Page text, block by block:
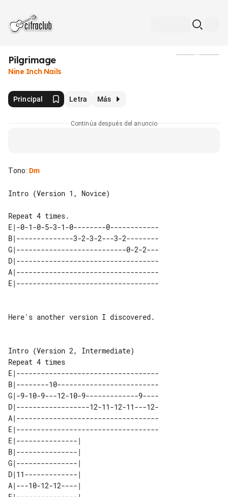
Pilgrimage
Nine Inch Nails
Principal Letra Más
Continúa después del anuncio
Tono: Dm
Intro (Version 1, Novice)
E|-0-1-0-5-3-1-0--------0------------
B|--------------3-2-3-2---3-2--------
G|---------------------------0-2-2---
D|-----------------------------------
A|-----------------------------------
Here's another version I discovered.
Intro (Version 2, Intermediate)
E|-----------------------------------
B|--------10-------------------------
G|-9-10-9---12-10-9-------------9----
D|------------------12-11-12-11---12-
A|-----------------------------------
E|-----------------------------------
E|---------------|
B|---------------|
G|---------------|
D|11-------------|
A|---10-12-12----|